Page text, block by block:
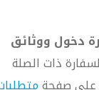
دخول ووثائق
ذات الصلة
على صفحة